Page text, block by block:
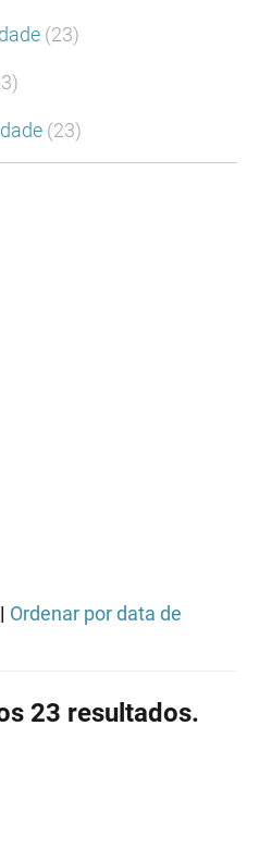
(23)
(23)
Ordenar por data de
23 resultados.